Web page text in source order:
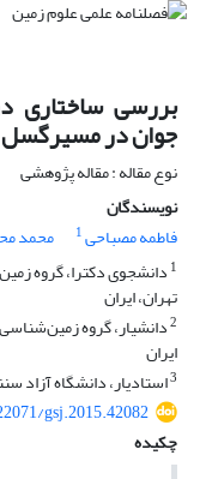
بررسی ساختاری
جوان در مسیرگسل
نوع مقاله : مقاله پژوهشی
نویسندگان
فاطمه مصباحی1 محمد
1 دانشجوی دکترا، گروه
تهران، ایران
2دانشیار،‌ گروه
ایران
3استادیار، دانشگاه آزاد
gsj.2015.42082
چکیده